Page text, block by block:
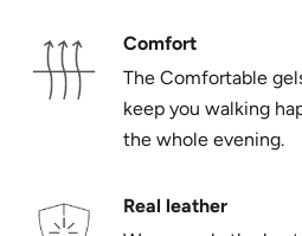
Comfort
The Comfortable
keep you walking
the whole evening.
Real leather